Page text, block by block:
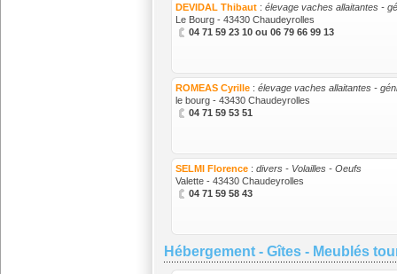
DEVIDAL Thibaut: élevage vaches allaitantes -
Le Bourg - 43430 Chaudeyrolles
04 71 59 23 10 ou 06 79 66 99 13
ROMEAS Cyrille: élevage vaches allaitantes -
le bourg - 43430 Chaudeyrolles
04 71 59 53 51
SELMI Florence: divers - Volailles - Oeufs
Valette - 43430 Chaudeyrolles
04 71 59 58 43
Hébergement - Gîtes - Meublés